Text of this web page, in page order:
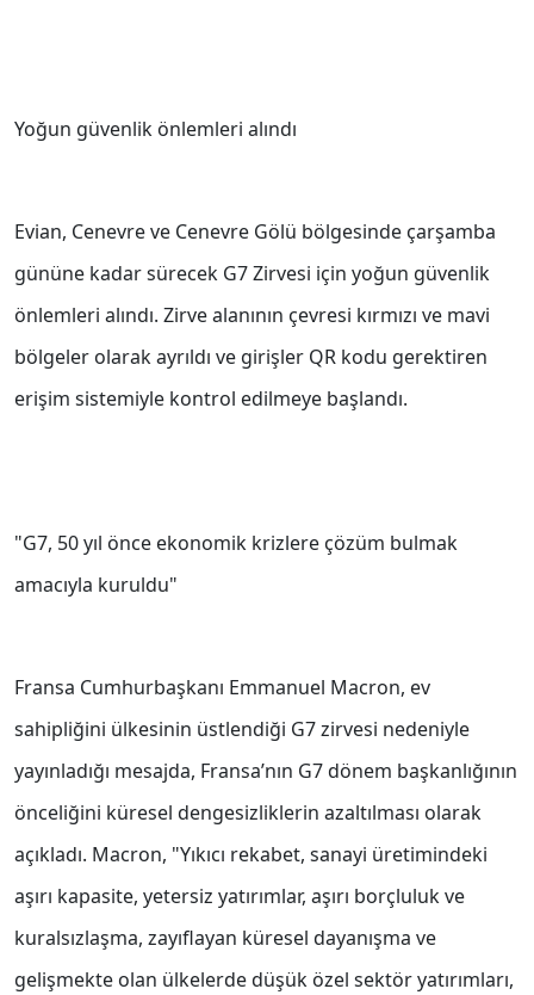
Yoğun güvenlik önlemleri alındı
Evian, Cenevre ve Cenevre Gölü bölgesinde çarşamba
gününe kadar sürecek G7 Zirvesi için yoğun güvenlik
önlemleri alındı. Zirve alanının çevresi kırmızı ve mavi
bölgeler olarak ayrıldı ve girişler QR kodu gerektiren
erişim sistemiyle kontrol edilmeye başlandı.
"G7, 50 yıl önce ekonomik krizlere çözüm bulmak
amacıyla kuruldu"
Fransa Cumhurbaşkanı Emmanuel Macron, ev
sahipliğini ülkesinin üstlendiği G7 zirvesi nedeniyle
yayınladığı mesajda, Fransa’nın G7 dönem başkanlığının
önceliğini küresel dengesizliklerin azaltılması olarak
açıkladı. Macron, "Yıkıcı rekabet, sanayi üretimindeki
aşırı kapasite, yetersiz yatırımlar, aşırı borçluluk ve
kuralsızlaşma, zayıflayan küresel dayanışma ve
gelişmekte olan ülkelerde düşük özel sektör yatırımları,